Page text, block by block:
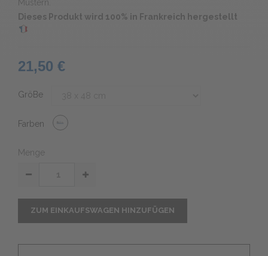
Mustern.
Dieses Produkt wird 100% in Frankreich hergestellt
21,50 €
GröBe
Farben
Menge
ZUM EINKAUFSWAGEN HINZUFÜGEN